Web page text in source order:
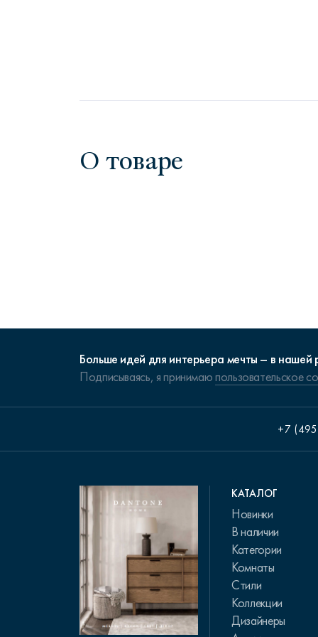
О товаре
Больше идей для интерьера мечты – в нашей
Подписываясь, я принимаюпользовательское
+7
КАТАЛОГ
Новинки
В наличии
Категории
Комнаты
Стили
Коллекции
Дизайнеры